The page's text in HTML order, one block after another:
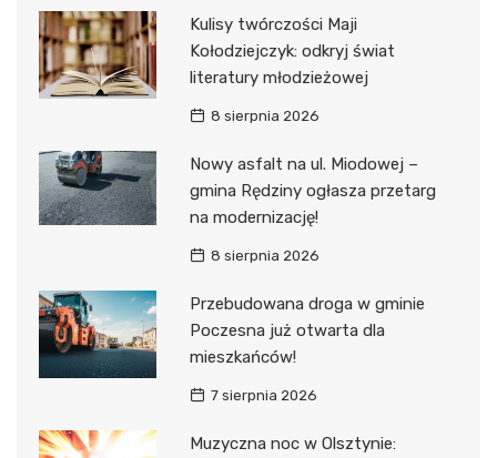
Kulisy twórczości Maji
Kołodziejczyk: odkryj świat
literatury młodzieżowej
8 sierpnia 2026
Nowy asfalt na ul. Miodowej –
gmina Rędziny ogłasza przetarg
na modernizację!
8 sierpnia 2026
Przebudowana droga w gminie
Poczesna już otwarta dla
mieszkańców!
7 sierpnia 2026
Muzyczna noc w Olsztynie: